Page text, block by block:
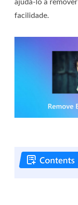
ajudá-lo a
facilidade.